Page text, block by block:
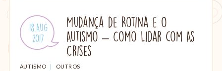
Publicado
em:
18.Aug
.
2017
Mudança de Rotina e o
Autismo – Como Lidar com As
Crises
CATEGORIAS:
AUTISMO |
OUTROS